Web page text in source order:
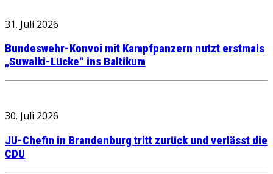
31. Juli 2026
Bundeswehr-Konvoi mit Kampfpanzern nutzt erstmals
„Suwalki-Lücke“ ins Baltikum
30. Juli 2026
JU-Chefin in Brandenburg tritt zurück und verlässt die
CDU